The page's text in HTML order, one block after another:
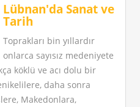
Lübnan'da Sanat ve
Tarih
Toprakları bin yıllardır
onlarca sayısız medeniyete
köklü ve acı dolu bir
daha sonra
Makedonlara,